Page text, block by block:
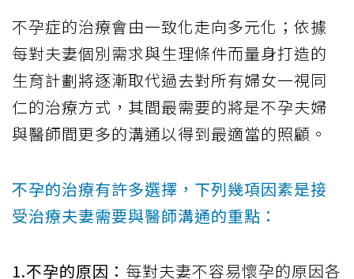
不孕症的治療會由一致化走向多元化；依據
每對夫妻個別需求與生理條件而量身打造的
生育計劃將逐漸取代過去對所有婦女一視同
仁的治療方式，其間最需要的將是不孕夫婦
與醫師間更多的溝通以得到最適當的照顧。
不孕的治療有許多選擇，下列幾項因素是接
受治療夫妻需要與醫師溝通的重點：
1.不孕的原因： 每對夫妻不容易懷孕的原因各